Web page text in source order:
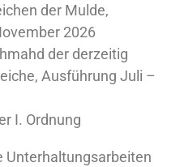
der Mulde,
2026
der derzeitig
Ausführung Juli –
I. Ordnung
Unterhaltungsarbeiten